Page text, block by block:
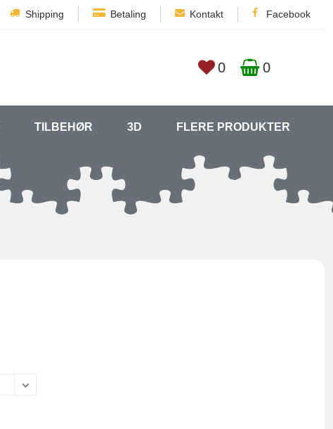
Shipping Betaling Kontakt Facebook
0 0
TILBEHØR 3D FLERE PRODUKTER